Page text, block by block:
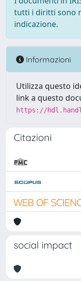
tutti i diritti sono
indicazione.
Informazioni
Utilizza questo
link a questo
https://
Citazioni
social impact